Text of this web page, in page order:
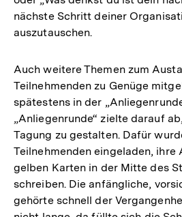
nächste Schritt deiner
auszutauschen.
Auch weitere Themen zum
Teilnehmenden zu Genüge
spätestens in der
„Anliegenrunde“ zielte darauf
Tagung zu gestalten. Dafür
Teilnehmenden eingeladen, ihre
gelben Karten in der Mitte des
schreiben. Die anfängliche,
gehörte schnell der